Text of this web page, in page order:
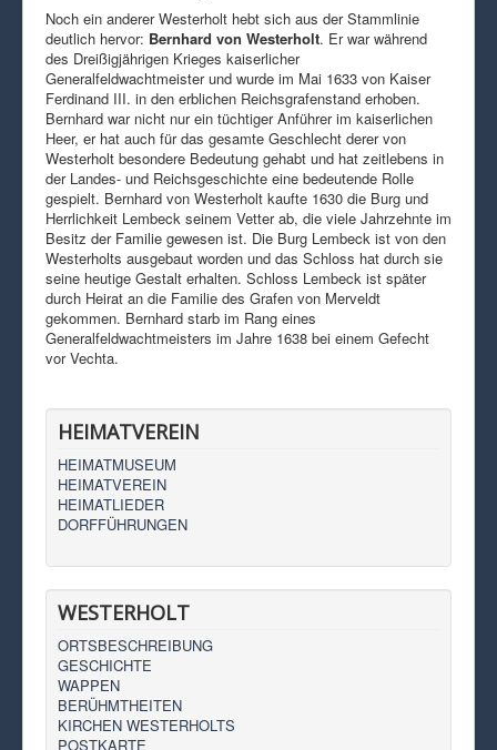
Noch ein anderer Westerholt hebt sich aus der Stammlinie
deutlich hervor: Bernhard von Westerholt. Er war während
des Dreißigjährigen Krieges kaiserlicher
Generalfeldwachtmeister und wurde im Mai 1633 von Kaiser
Ferdinand III. in den erblichen Reichsgrafenstand erhoben.
Bernhard war nicht nur ein tüchtiger Anführer im kaiserlichen
Heer, er hat auch für das gesamte Geschlecht derer von
Westerholt besondere Bedeutung gehabt und hat zeitlebens in
der Landes- und Reichsgeschichte eine bedeutende Rolle
gespielt. Bernhard von Westerholt kaufte 1630 die Burg und
Herrlichkeit Lembeck seinem Vetter ab, die viele Jahrzehnte im
Besitz der Familie gewesen ist. Die Burg Lembeck ist von den
Westerholts ausgebaut worden und das Schloss hat durch sie
seine heutige Gestalt erhalten. Schloss Lembeck ist später
durch Heirat an die Familie des Grafen von Merveldt
gekommen. Bernhard starb im Rang eines
Generalfeldwachtmeisters im Jahre 1638 bei einem Gefecht
vor Vechta.
HEIMATVEREIN
HEIMATMUSEUM
HEIMATVEREIN
HEIMATLIEDER
DORFFÜHRUNGEN
WESTERHOLT
ORTSBESCHREIBUNG
GESCHICHTE
WAPPEN
BERÜHMTHEITEN
KIRCHEN WESTERHOLTS
POSTKARTE